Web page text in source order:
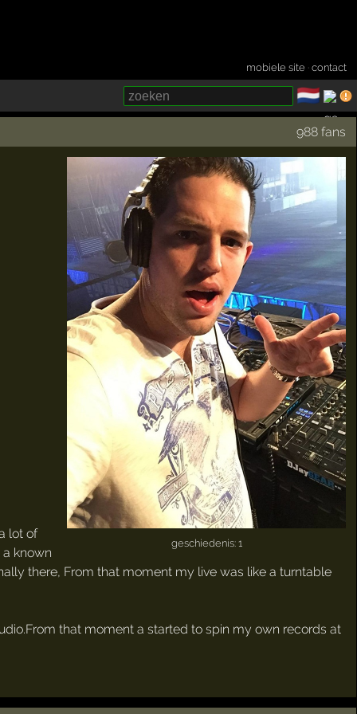
mobiele site ·contact
🇳🇱
988 fans
geschiedenis: 1
lot of
known
there, From that moment my live was like a turntable
that moment a started to spin my own records at